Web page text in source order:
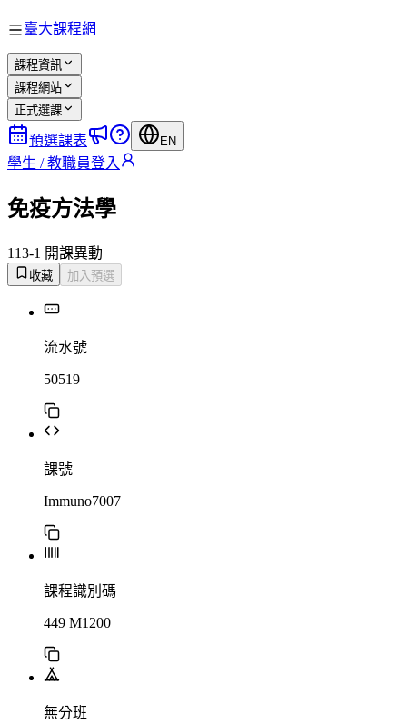
臺大課程網
課程資訊
課程網站
正式選課
預選課表 EN
學生 / 教職員登入
免疫方法學
113-1 開課異動
收藏 加入預選
流水號
50519
課號
Immuno7007
課程識別碼
449 M1200
無分班